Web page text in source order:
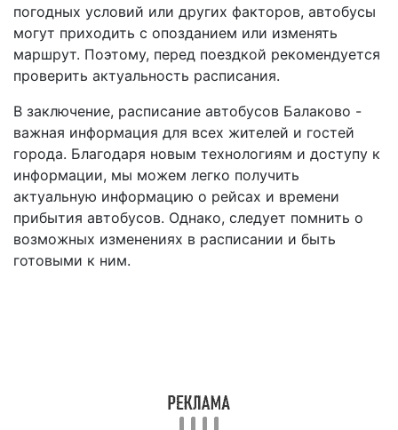
погодных условий или других факторов, автобусы
могут приходить с опозданием или изменять
маршрут. Поэтому, перед поездкой рекомендуется
проверить актуальность расписания.
В заключение, расписание автобусов Балаково -
важная информация для всех жителей и гостей
города. Благодаря новым технологиям и доступу к
информации, мы можем легко получить
актуальную информацию о рейсах и времени
прибытия автобусов. Однако, следует помнить о
возможных изменениях в расписании и быть
готовыми к ним.